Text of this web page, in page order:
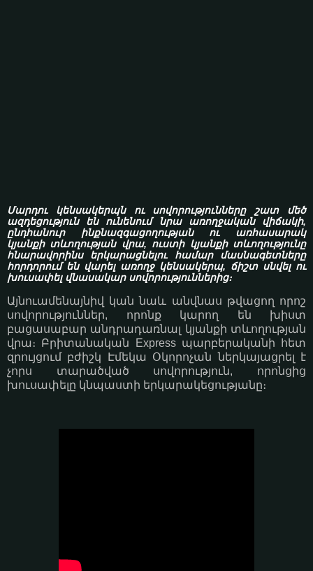
Մարդու կենսակերպն ու սովորությունները շատ մեծ
ազդեցություն են ունենում նրա առողջական վիճակի,
ընդհանուր ինքնազգացողության ու առհասարակ
կյանքի տևողության վրա, ուստի կյանքի տևողությունը
հնարավորինս երկարացնելու համար մասնագետները
հորդորում են վարել առողջ կենսակերպ, ճիշտ սնվել ու
խուսափել վնասակար սովորություններից։
Այնուամենայնիվ կան նաև անվնաս թվացող որոշ
սովորություններ, որոնք կարող են խիստ
բացասաբար անդրադառնալ կյանքի տևողության
վրա։ Բրիտանական Express պարբերականի հետ
զրույցում բժիշկ Էմեկա Օկորոչան ներկայացրել է
չորս տարածված սովորություն, որոնցից
խուսափելը կնպաստի երկարակեցությանը։